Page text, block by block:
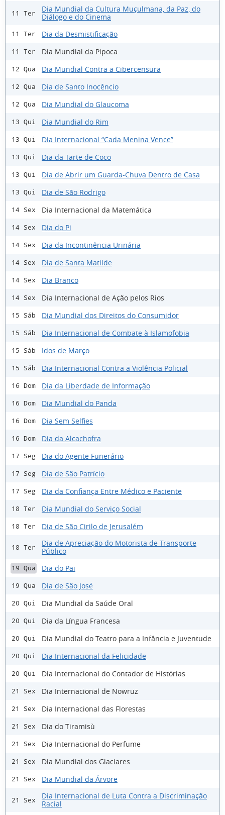
11 Ter
Dia Mundial da Cultura Muçulmana, da Paz, do
Diálogo e do Cinema
11 Ter Dia da Desmistificação
11 Ter Dia Mundial da Pipoca
12 Qua Dia Mundial Contra a Cibercensura
12 Qua Dia de Santo Inocêncio
12 Qua Dia Mundial do Glaucoma
13 Qui Dia Mundial do Rim
13 Qui Dia Internacional “Cada Menina Vence”
13 Qui Dia da Tarte de Coco
13 Qui Dia de Abrir um Guarda-Chuva Dentro de Casa
13 Qui Dia de São Rodrigo
14 Sex Dia Internacional da Matemática
14 Sex Dia do Pi
14 Sex Dia da Incontinência Urinária
14 Sex Dia de Santa Matilde
14 Sex Dia Branco
14 Sex Dia Internacional de Ação pelos Rios
15 Sáb Dia Mundial dos Direitos do Consumidor
15 Sáb Dia Internacional de Combate à Islamofobia
15 Sáb Idos de Março
15 Sáb Dia Internacional Contra a Violência Policial
16 Dom Dia da Liberdade de Informação
16 Dom Dia Mundial do Panda
16 Dom Dia Sem Selfies
16 Dom Dia da Alcachofra
17 Seg Dia do Agente Funerário
17 Seg Dia de São Patrício
17 Seg Dia da Confiança Entre Médico e Paciente
18 Ter Dia Mundial do Serviço Social
18 Ter Dia de São Cirilo de Jerusalém
18 Ter
Dia de Apreciação do Motorista de Transporte
Público
19 Qua Dia do Pai
19 Qua Dia de São José
20 Qui Dia Mundial da Saúde Oral
20 Qui Dia da Língua Francesa
20 Qui Dia Mundial do Teatro para a Infância e Juventude
20 Qui Dia Internacional da Felicidade
20 Qui Dia Internacional do Contador de Histórias
21 Sex Dia Internacional de Nowruz
21 Sex Dia Internacional das Florestas
21 Sex Dia do Tiramisù
21 Sex Dia Internacional do Perfume
21 Sex Dia Mundial dos Glaciares
21 Sex Dia Mundial da Árvore
21 Sex
Dia Internacional de Luta Contra a Discriminação
Racial